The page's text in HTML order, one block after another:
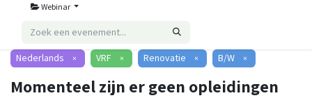
Webinar
Nederlands × VRF × Renovatie × B/W ×
Momenteel zijn er geen opleidingen